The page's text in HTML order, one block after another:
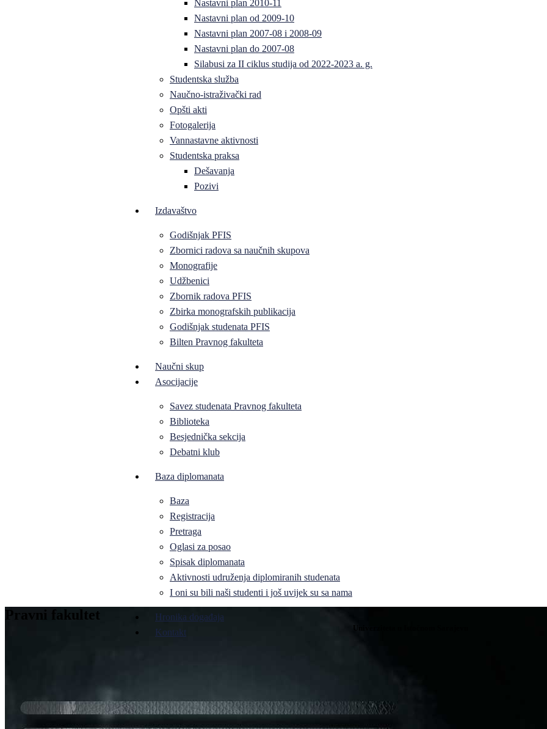
Nastavni plan 2010-11
Nastavni plan od 2009-10
Nastavni plan 2007-08 i 2008-09
Nastavni plan do 2007-08
Silabusi za II ciklus studija od 2022-2023 a. g.
Studentska služba
Naučno-istraživački rad
Opšti akti
Fotogalerija
Vannastavne aktivnosti
Studentska praksa
Dešavanja
Pozivi
Izdavaštvo
Godišnjak PFIS
Zbornici radova sa naučnih skupova
Monografije
Udžbenici
Zbornik radova PFIS
Zbirka monografskih publikacija
Godišnjak studenata PFIS
Bilten Pravnog fakulteta
Naučni skup
Asocijacije
Savez studenata Pravnog fakulteta
Biblioteka
Besjednička sekcija
Debatni klub
Baza diplomanata
Baza
Registracija
Pretraga
Oglasi za posao
Spisak diplomanata
Aktivnosti udruženja diplomiranih studenata
I oni su bili naši studenti i još uvijek su sa nama
Hronika događaja
Kontakt
Pravni fakultet